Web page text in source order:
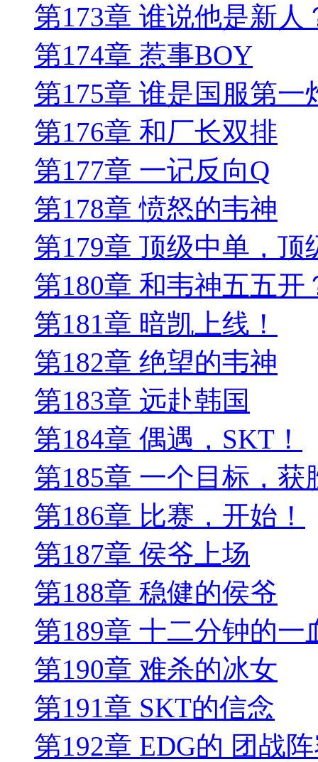
第173章 谁说他是新人
第174章 惹事BOY
第175章 谁是国服第一
第176章 和厂长双排
第177章 一记反向Q
第178章 愤怒的韦神
第179章 顶级中单，顶
第180章 和韦神五五开
第181章 暗凯上线！
第182章 绝望的韦神
第183章 远赴韩国
第184章 偶遇，SKT！
第185章 一个目标，获
第186章 比赛，开始！
第187章 侯爷上场
第188章 稳健的侯爷
第189章 十二分钟的一
第190章 难杀的冰女
第191章 SKT的信念
第192章 EDG的 团战